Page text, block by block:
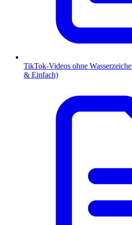
TikTok-Videos ohne
& Einfach)